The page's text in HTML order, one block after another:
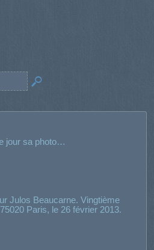
jour sa photo…
Julos Beaucarne. Vingtième
Paris, le 26 février 2013.